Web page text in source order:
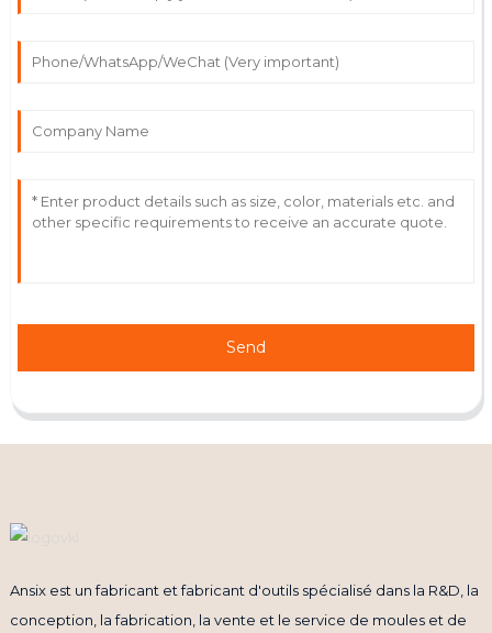
Send
Ansix est un fabricant et fabricant d'outils spécialisé dans la R&D, la
conception, la fabrication, la vente et le service de moules et de